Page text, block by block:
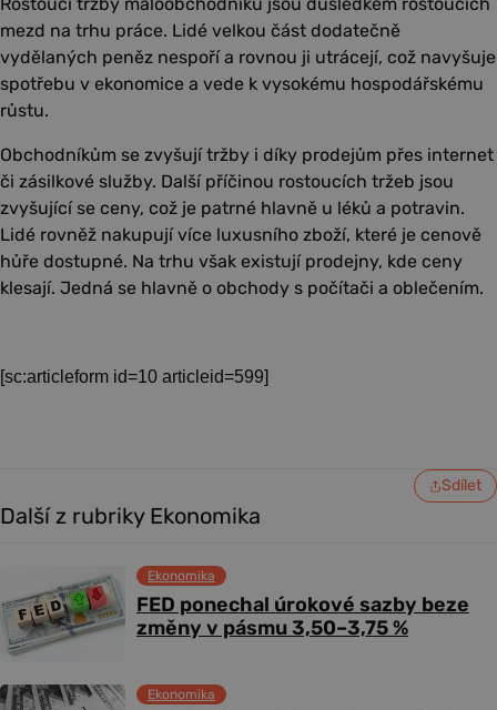
mezd na trhu práce. Lidé velkou část dodatečně
vydělaných peněz nespoří a rovnou ji utrácejí, což navyšuje
spotřebu v ekonomice a vede k vysokému hospodářskému
růstu.
Obchodníkům se zvyšují tržby i díky prodejům přes internet
či zásilkové služby. Další příčinou rostoucích tržeb jsou
zvyšující se ceny, což je patrné hlavně u léků a potravin.
Lidé rovněž nakupují více luxusního zboží, které je cenově
hůře dostupné. Na trhu však existují prodejny, kde ceny
klesají. Jedná se hlavně o obchody s počítači a oblečením.
[sc:articleform id=10 articleid=599]
Sdílet
Další z rubriky Ekonomika
FED ponechal úrokové sazby beze
změny v pásmu 3,50–3,75 %
Ekonomika
Ekonomika